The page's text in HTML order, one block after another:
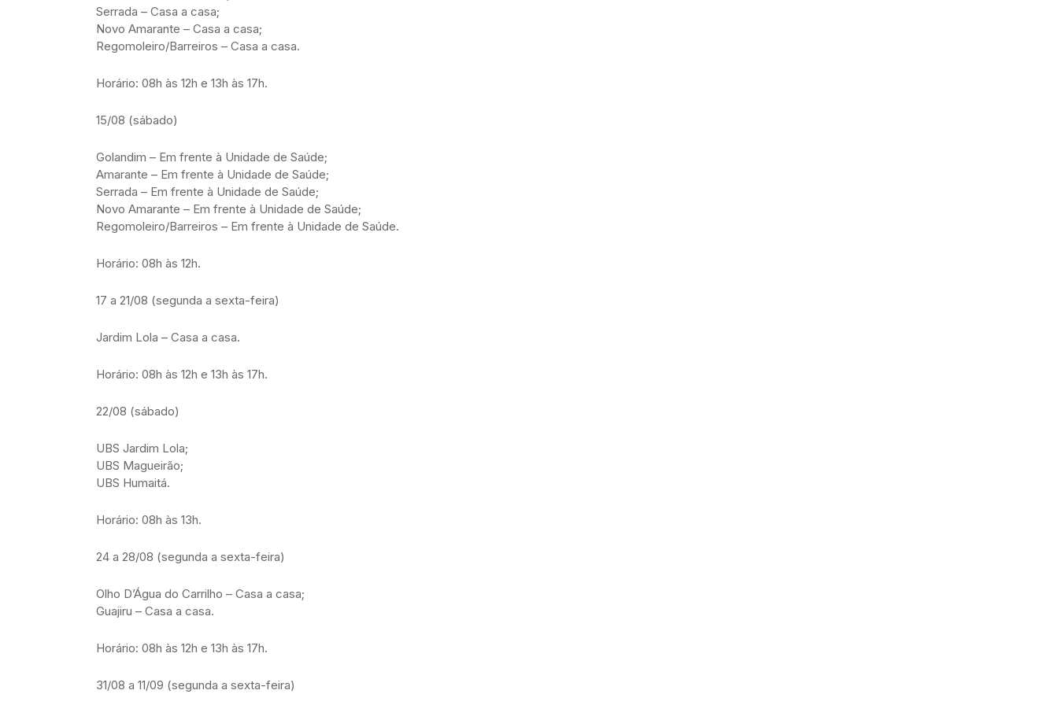
Serrada – Casa a casa;
Novo Amarante – Casa a casa;
Regomoleiro/Barreiros – Casa a casa.
Horário: 08h às 12h e 13h às 17h.
15/08 (sábado)
Golandim – Em frente à Unidade de Saúde;
Amarante – Em frente à Unidade de Saúde;
Serrada – Em frente à Unidade de Saúde;
Novo Amarante – Em frente à Unidade de Saúde;
Regomoleiro/Barreiros – Em frente à Unidade de Saúde.
Horário: 08h às 12h.
17 a 21/08 (segunda a sexta-feira)
Jardim Lola – Casa a casa.
Horário: 08h às 12h e 13h às 17h.
22/08 (sábado)
UBS Jardim Lola;
UBS Magueirão;
UBS Humaitá.
Horário: 08h às 13h.
24 a 28/08 (segunda a sexta-feira)
Olho D’Água do Carrilho – Casa a casa;
Guajiru – Casa a casa.
Horário: 08h às 12h e 13h às 17h.
31/08 a 11/09 (segunda a sexta-feira)